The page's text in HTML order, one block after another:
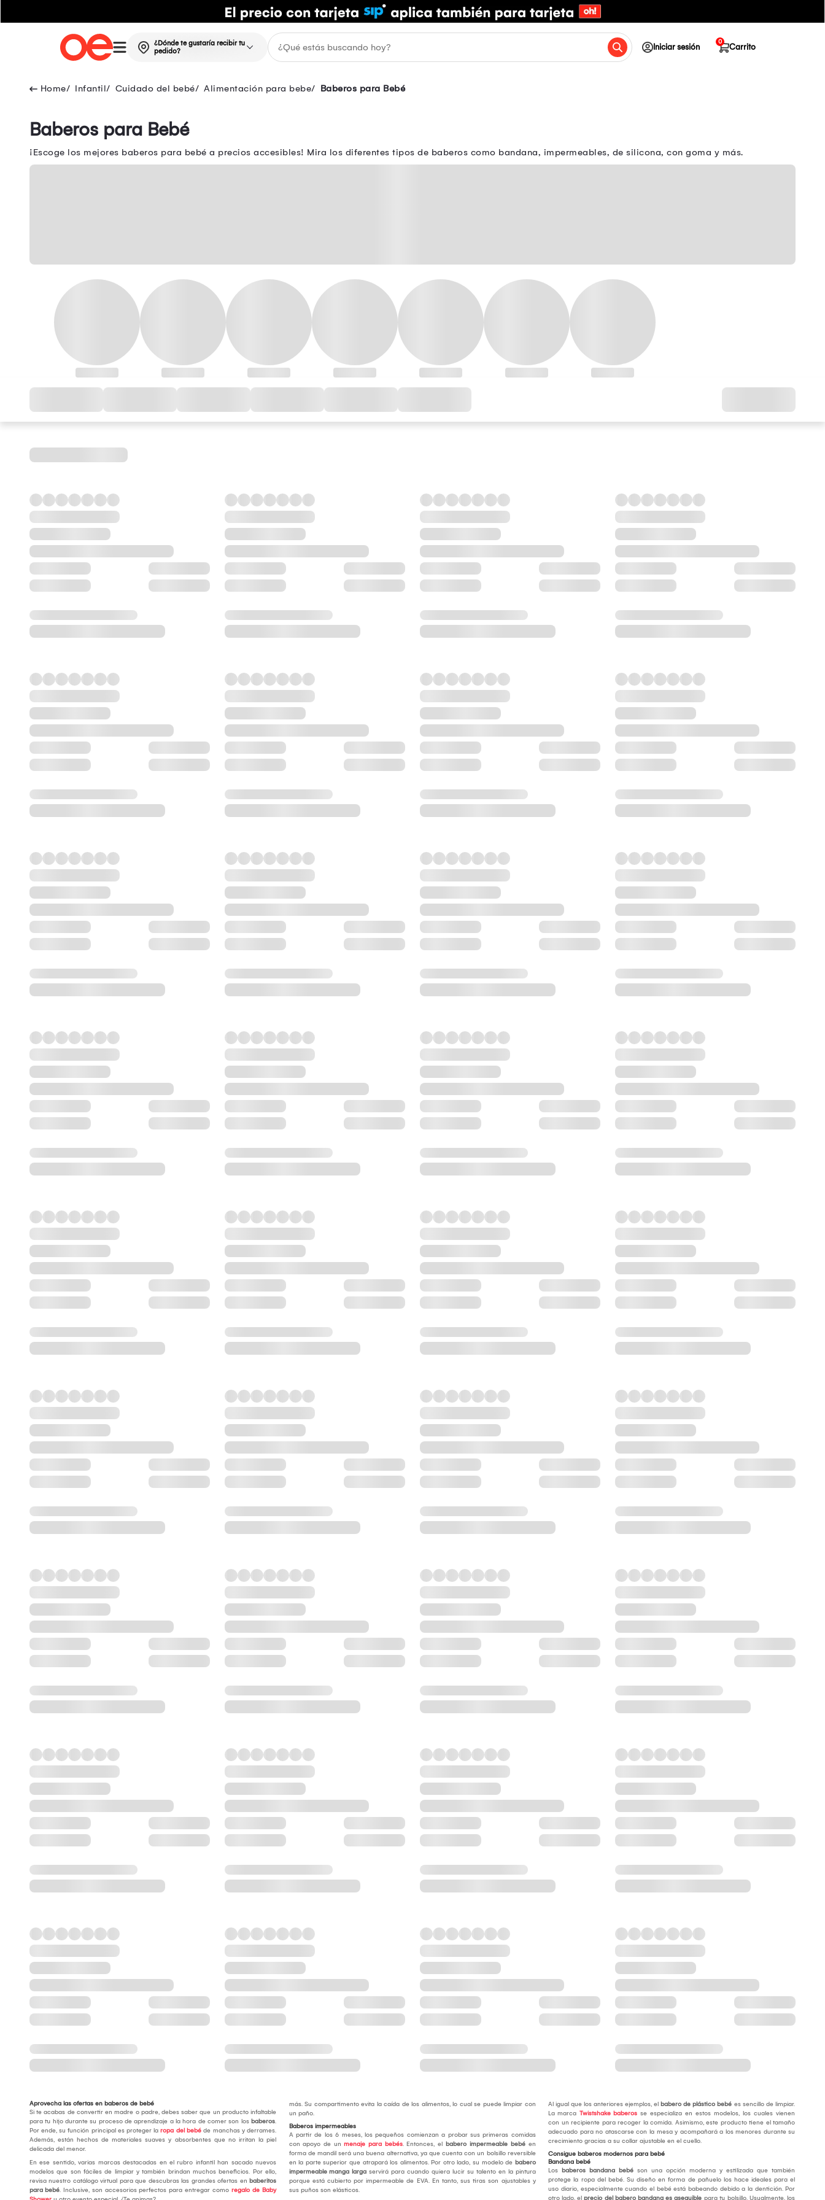
¿Dónde te gustaría recibir tu
pedido?
Iniciar sesión Carrito
0
Infantil Cuidado del bebé Alimentación para bebe Baberos para Bebé
Baberos para Bebé
¡Escoge los mejores baberos para bebé a precios accesibles! Mira los diferentes tipos de baberos como bandana, impermeables, de silicona, con goma y más.
Aprovecha las ofertas en baberos de bebé
Si te acabas de convertir en madre o padre, debes saber que un producto infaltable
para tu hijo durante su proceso de aprendizaje a la hora de comer son los baberos.
Por ende, su función principal es proteger la ropa del bebé de manchas y derrames.
Además, están hechos de materiales suaves y absorbentes que no irritan la piel
delicada del menor.
En ese sentido, varias marcas destacadas en el rubro infantil han sacado nuevos
modelos que son fáciles de limpiar y también brindan muchos beneficios. Por ello,
revisa nuestro catálogo virtual para que descubras las grandes ofertas en baberitos
para bebé. Inclusive, son accesorios perfectos para entregar como regalo de Baby
más. Su compartimento evita la caída de los alimentos, lo cual se puede limpiar con
un paño.
Baberos impermeables
A partir de los 6 meses, los pequeños comienzan a probar sus primeras comidas
con apoyo de un menaje para bebés. Entonces, el babero impermeable bebéen
forma de mandil será una buena alternativa, ya que cuenta con un bolsillo reversible
en la parte superior que atrapará los alimentos. Por otro lado, su modelo de babero
impermeable manga largaservirá para cuando quiera lucir su talento en la pintura
porque está cubierto por impermeable de EVA. En tanto, sus tiras son ajustables y
sus puños son elásticos.
Al igual que los anteriores ejemplos, el babero de plástico bebé es sencillo de limpiar.
La marca Twistshake baberos se especializa en estos modelos, los cuales vienen
con un recipiente para recoger la comida. Asimismo, este producto tiene el tamaño
adecuado para no atascarse con la mesa y acompañará a los menores durante su
crecimiento gracias a su collar ajustable en el cuello.
Consigue baberos modernos para bebé
Bandana bebé
Los
baberos bandana bebé son una opción moderna y estilizada que también
protege la ropa del bebé. Su diseño en forma de pañuelo los hace ideales para el
uso diario, especialmente cuando el bebé está babeando debido a la dentición. Por
otro lado, elprecio del babero bandana es asequible para tu bolsillo. Usualmente, los